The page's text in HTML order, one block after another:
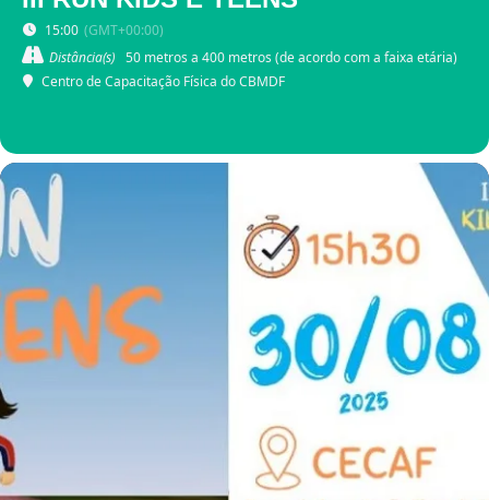
15:00 (GMT+00:00)
Distância(s) 50 metros a 400 metros (de acordo com a faixa etária)
Centro de Capacitação Física do CBMDF